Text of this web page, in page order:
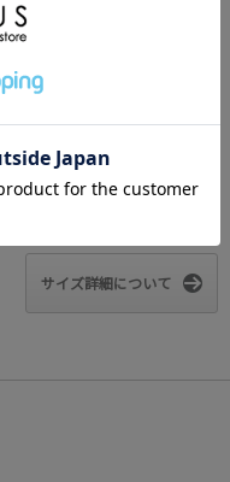
29/24
23 25 28 29.5
中心）です。
までの直線で計測した長
サイズ詳細について